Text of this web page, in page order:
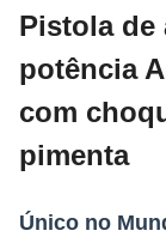
Pistola de
potência
com
pimenta
Único no